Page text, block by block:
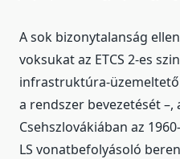
A sok bizonytalanság
voksukat az ETCS 2-es
infrastruktúra-üzemeltető
a rendszer bevezetését
Csehszlovákiában az
LS vonatbefolyásoló